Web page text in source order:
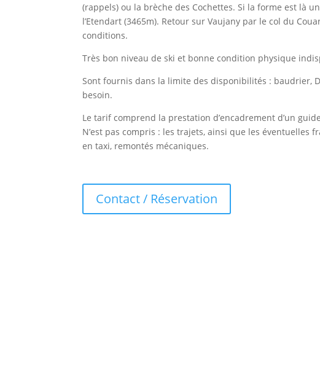
(rappels) ou la brèche des Cochettes. Si la forme est là
l’Etendart (3465m). Retour sur Vaujany par le col du
conditions.
Très bon niveau de ski et bonne condition physique
Sont fournis dans la limite des disponibilités : baudrier,
besoin.
Le tarif comprend la prestation d’encadrement d’un
N’est pas compris : les trajets, ainsi que les éventuelles
en taxi, remontés mécaniques.
Contact / Réservation